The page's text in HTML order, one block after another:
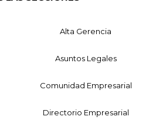
Alta Gerencia
Asuntos Legales
Comunidad Empresarial
Directorio Empresarial